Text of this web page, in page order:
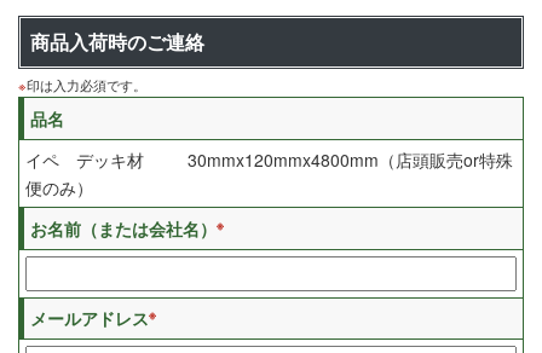
商品入荷時のご連絡
※印は入力必須です。
品名
イペ デッキ材 30mmx120mmx4800mm（店頭販売or特殊
便のみ）
お名前（または会社名） ※
メールアドレス※